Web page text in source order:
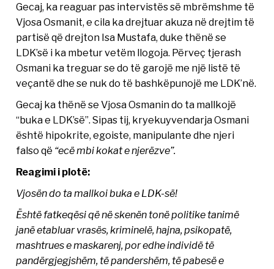
Gecaj, ka reaguar pas intervistës së mbrëmshme të
Vjosa Osmanit, e cila ka drejtuar akuza në drejtim të
partisë që drejton Isa Mustafa, duke thënë se
LDK’së i ka mbetur vetëm llogoja. Përveç tjerash
Osmani ka treguar se do të garojë me një listë të
veçantë dhe se nuk do të bashkëpunojë me LDK’në.
Gecaj ka thënë se Vjosa Osmanin do ta mallkojë
“buka e LDK’së”. Sipas tij, kryekuyvendarja Osmani
është hipokrite, egoiste, manipulante dhe njeri
falso që “ecë mbi kokat e njerëzve”.
Reagimi i plotë:
Vjosën do ta mallkoi buka e LDK-së!
Është fatkeqësi që në skenën tonë politike tanimë
janë etabluar vrasës, kriminelë, hajna, psikopatë,
mashtrues e maskarenj, por edhe individë të
pandërgjegjshëm, të pandershëm, të pabesë e